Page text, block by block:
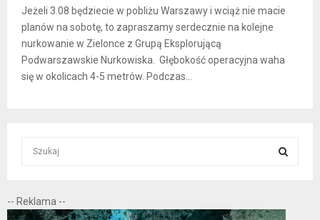
Jeżeli 3.08 będziecie w pobliżu Warszawy i wciąż nie macie
planów na sobotę, to zapraszamy serdecznie na kolejne
nurkowanie w Zielonce z Grupą Eksplorującą
Podwarszawskie Nurkowiska. Głębokość operacyjna waha
się w okolicach 4-5 metrów. Podczas...
c
E
-- Reklama --